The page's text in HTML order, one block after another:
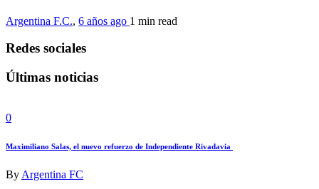
Argentina F.C., 6 años ago 1 min read
Redes sociales
Últimas noticias
0
Maximiliano Salas, el nuevo refuerzo de Independiente Rivadavia
By Argentina FC